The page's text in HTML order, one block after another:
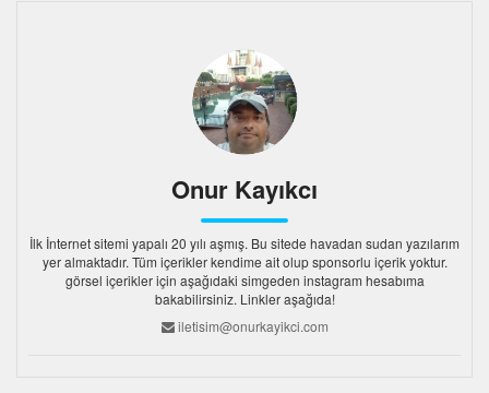
Onur Kayıkcı
İlk İnternet sitemi yapalı 20 yılı aşmış. Bu sitede havadan sudan yazılarım
yer almaktadır. Tüm içerikler kendime ait olup sponsorlu içerik yoktur.
görsel içerikler için aşağıdaki simgeden instagram hesabıma
bakabilirsiniz. Linkler aşağıda!
iletisim@onurkayikci.com